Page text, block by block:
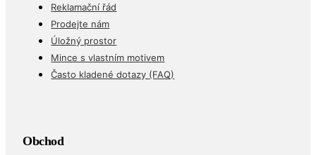
Reklamační řád
Prodejte nám
Úložný prostor
Mince s vlastním motivem
Často kladené dotazy (FAQ)
Obchod